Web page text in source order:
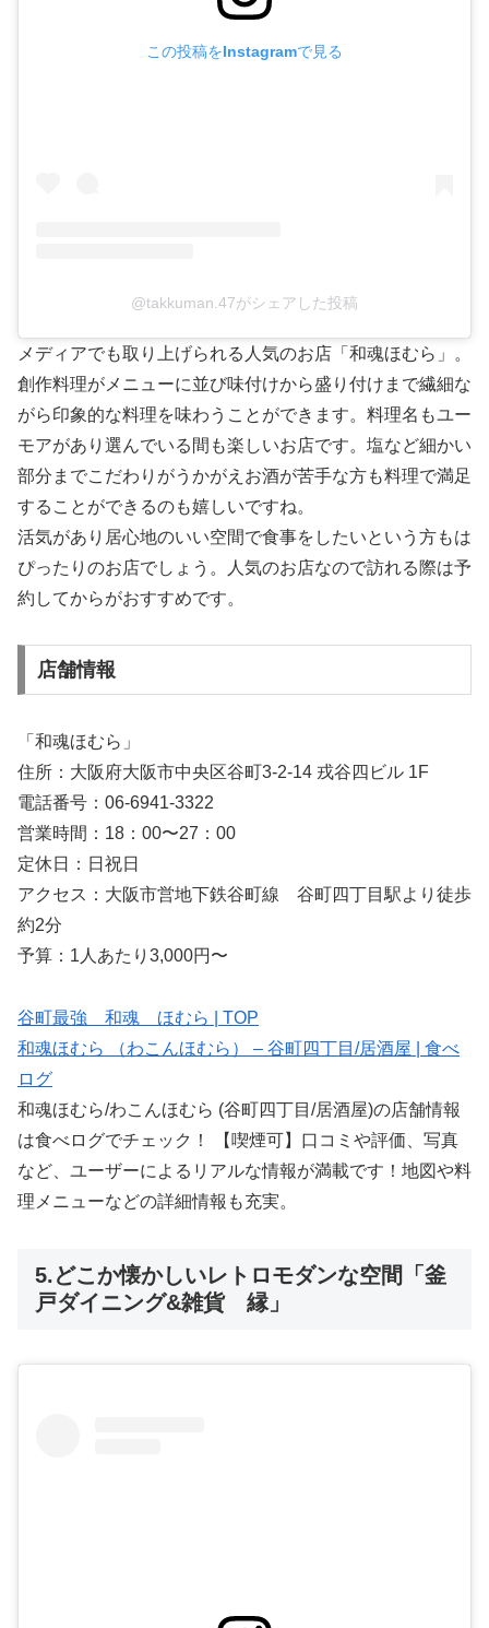
この投稿をInstagramで見る
@takkuman.47がシェアした投稿
メディアでも取り上げられる人気のお店「和魂ほむら」。
創作料理がメニューに並び味付けから盛り付けまで繊細な
がら印象的な料理を味わうことができます。料理名もユー
モアがあり選んでいる間も楽しいお店です。塩など細かい
部分までこだわりがうかがえお酒が苦手な方も料理で満足
することができるのも嬉しいですね。
活気があり居心地のいい空間で食事をしたいという方もは
ぴったりのお店でしょう。人気のお店なので訪れる際は予
約してからがおすすめです。
店舗情報
「和魂ほむら」
住所：大阪府大阪市中央区谷町3-2-14 戎谷四ビル 1F
電話番号：06-6941-3322
営業時間：18：00〜27：00
定休日：日祝日
アクセス：大阪市営地下鉄谷町線 谷町四丁目駅より徒歩
約2分
予算：1人あたり3,000円〜
谷町最強 和魂 ほむら | TOP
和魂ほむら （わこんほむら） – 谷町四丁目/居酒屋 | 食べ
ログ
和魂ほむら/わこんほむら (谷町四丁目/居酒屋)の店舗情報
は食べログでチェック！ 【喫煙可】口コミや評価、写真
など、ユーザーによるリアルな情報が満載です！地図や料
理メニューなどの詳細情報も充実。
5.どこか懐かしいレトロモダンな空間「釜
戸ダイニング&雑貨 縁」